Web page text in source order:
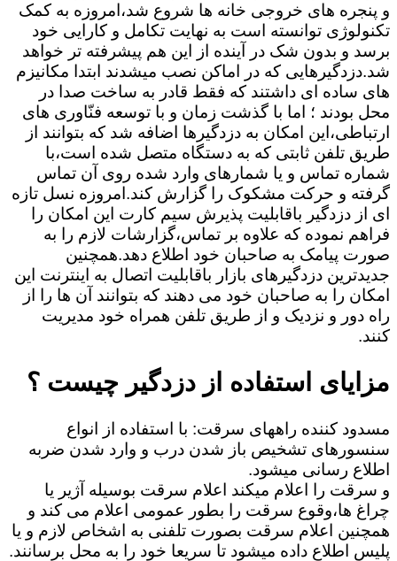
و پنجره های خروجی خانه ها شروع شد،امروزه به کمک
تکنولوژی توانسته است به نهایت تکامل و کارایی خود
برسد و بدون شک در آینده از این هم پیشرفته تر خواهد
شد.دزدگیرهایی که در اماکن نصب میشدند ابتدا مکانیزم
های ساده ای داشتند که فقط قادر به ساخت صدا در
محل بودند ؛ اما با گذشت زمان و با توسعه فنّاوری های
ارتباطی،این امکان به دزدگیرها اضافه شد که بتوانند از
طریق تلفن ثابتی که به دستگاه متصل شده است،با
شماره تماس و یا شمارهای وارد شده روی آن تماس
گرفته و حرکت مشکوک را گزارش کند.امروزه نسل تازه
ای از دزدگیر باقابلیت پذیرش سیم کارت این امکان را
فراهم نموده که علاوه بر تماس،گزارشات لازم را به
صورت پیامک به صاحبان خود اطلاع دهد.همچنین
جدیدترین دزدگیرهای بازار باقابلیت اتصال به اینترنت این
امکان را به صاحبان خود می دهند که بتوانند آن ها را از
راه دور و نزدیک و از طریق تلفن همراه خود مدیریت
کنند.
مزایای استفاده از دزدگیر چیست ؟
مسدود کننده راههای سرقت: با استفاده از انواع
سنسورهای تشخیص باز شدن درب و وارد شدن ضربه
اطلاع رسانی میشود.
و سرقت را اعلام میکند اعلام سرقت بوسیله آژیر یا
چراغ ها،وقوع سرقت را بطور عمومی اعلام می کند و
همچنین اعلام سرقت بصورت تلفنی به اشخاص لازم و یا
پلیس اطلاع داده میشود تا سریعا خود را به محل برسانند.